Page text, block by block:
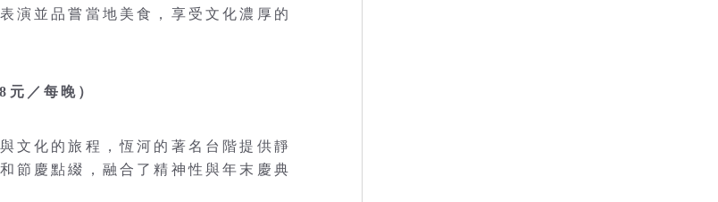
演並品嘗當地美食，享受文化濃厚的
／每晚）
文化的旅程，恆河的著名台階提供靜
節慶點綴，融合了精神性與年末慶典